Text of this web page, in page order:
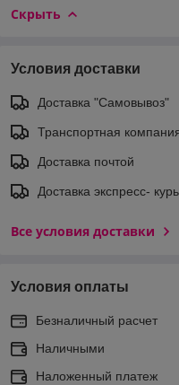
Скрыть
Условия доставки
Доставка "Самовывоз"
Транспортная
Доставка почтой
Доставка экспреcс-
Все условия доставки
Условия оплаты
Безналичный расчет
Наличными
Наложенный платеж